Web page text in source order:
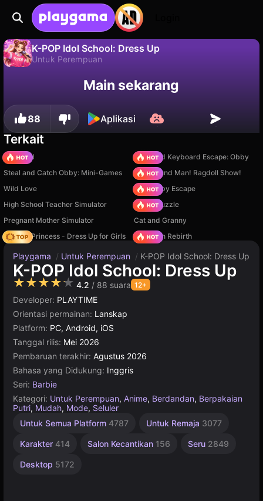
K-POP Idol School: Dress Up
Untuk Perempuan
Simpan progresnya!
Main sekarang
88 Aplikasi
Terkait
TB World
+1 Speed Keyboard Escape: Obby
Steal and Catch Obby: Mini-Games
Playground Man! Ragdoll Show!
Wild Love
Your Obby Escape
High School Teacher Simulator
Arrow Puzzle
Pregnant Mother Simulator
Cat and Granny
Fashion Princess - Dress Up for Girls
Stickman Rebirth
Playgama / Untuk Perempuan / K-POP Idol School: Dress Up
K-POP Idol School: Dress Up
★★★★★ 4.2 / 88 suara 12+
Developer: PLAYTIME
Orientasi permainan: Lanskap
Platform: PC, Android, iOS
Tanggal rilis: Mei 2026
Pembaruan terakhir: Agustus 2026
Bahasa yang Didukung: Inggris
Seri: Barbie
Kategori: Untuk Perempuan, Anime, Berdandan, Berpakaian
Putri, Mudah, Mode, Seluler
Untuk Semua Platform 4787 Untuk Remaja 3077
Karakter 414 Salon Kecantikan 156 Seru 2849
Desktop 5172
Sederhana
Untuk
1481
Online
5027